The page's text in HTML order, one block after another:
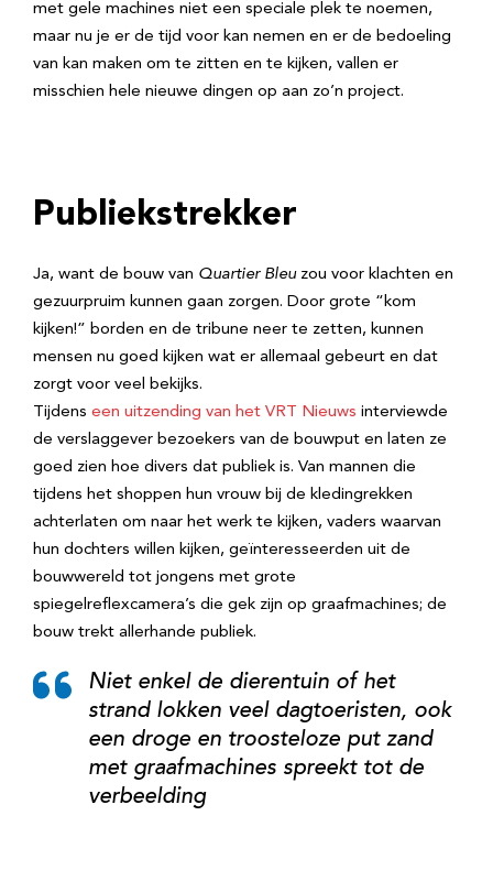
met gele machines niet een speciale plek te noemen,
maar nu je er de tijd voor kan nemen en er de bedoeling
van kan maken om te zitten en te kijken, vallen er
misschien hele nieuwe dingen op aan zo’n project.
Publiekstrekker
Ja, want de bouw van Quartier Bleu zou voor klachten en
gezuurpruim kunnen gaan zorgen. Door grote “kom
kijken!” borden en de tribune neer te zetten, kunnen
mensen nu goed kijken wat er allemaal gebeurt en dat
zorgt voor veel bekijks.
Tijdens een uitzending van het VRT Nieuws interviewde
de verslaggever bezoekers van de bouwput en laten ze
goed zien hoe divers dat publiek is. Van mannen die
tijdens het shoppen hun vrouw bij de kledingrekken
achterlaten om naar het werk te kijken, vaders waarvan
hun dochters willen kijken, geïnteresseerden uit de
bouwwereld tot jongens met grote
spiegelreflexcamera’s die gek zijn op graafmachines; de
bouw trekt allerhande publiek.
Niet enkel de dierentuin of het
strand lokken veel dagtoeristen, ook
een droge en troosteloze put zand
met graafmachines spreekt tot de
verbeelding